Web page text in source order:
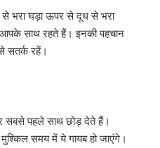
भरा घड़ा ऊपर से दूध से भरा
आपके साथ रहते हैं। इनकी पहचान
सतर्क रहें।
सबसे पहले साथ छोड़ देते हैं।
समय में ये गायब हो जाएंगे।